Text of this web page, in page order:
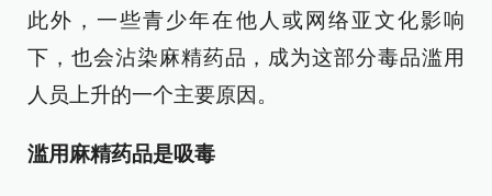
此外，一些青少年在他人或网络亚文化影响
下，也会沾染麻精药品，成为这部分毒品滥用
人员上升的一个主要原因。
滥用麻精药品是吸毒